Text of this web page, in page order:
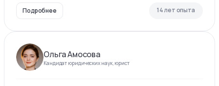
Подробнее 14 лет опыта
Ольга Амосова
Кандидат юридических наук, юрист